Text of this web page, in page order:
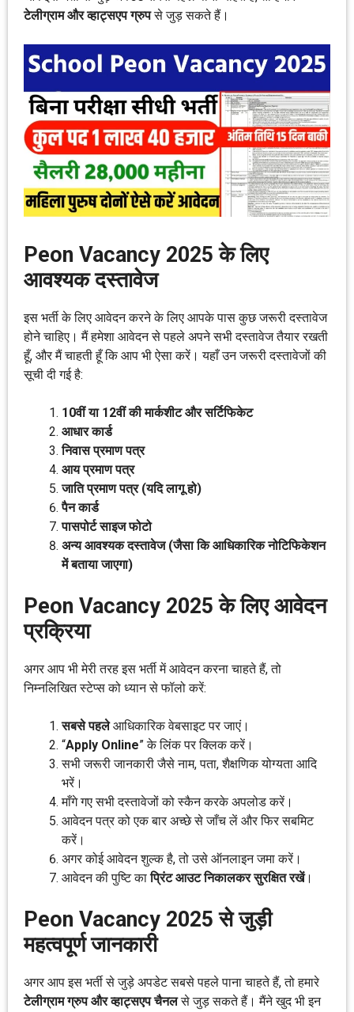
टेलीग्राम और व्हाट्सएप ग्रुपसे जुड़ सकते हैं।
Peon Vacancy 2025 के लिए
आवश्यक दस्तावेज
इस भर्ती के लिए आवेदन करने के लिए आपके पास कुछ जरूरी दस्तावेज
होने चाहिए। मैं हमेशा आवेदन से पहले अपने सभी दस्तावेज तैयार रखती
हूँ, और मैं चाहती हूँ कि आप भी ऐसा करें। यहाँ उन जरूरी दस्तावेजों की
सूची दी गई है:
10वीं या 12वीं की मार्कशीट और सर्टिफिकेट
आधार कार्ड
निवास प्रमाण पत्र
आय प्रमाण पत्र
जाति प्रमाण पत्र (यदि लागू हो)
पैन कार्ड
पासपोर्ट साइज फोटो
अन्य आवश्यक दस्तावेज (जैसा कि आधिकारिक नोटिफिकेशन
में बताया जाएगा)
Peon Vacancy 2025 के लिए आवेदन
प्रक्रिया
अगर आप भी मेरी तरह इस भर्ती में आवेदन करना चाहते हैं, तो
निम्नलिखित स्टेप्स को ध्यान से फॉलो करें:
सबसे पहलेआधिकारिक वेबसाइट पर जाएं।
“Apply Online” के लिंक पर क्लिक करें।
सभी जरूरी जानकारी जैसे नाम, पता, शैक्षणिक योग्यता आदि
भरें।
माँगे गए सभी दस्तावेजों को स्कैन करके अपलोड करें।
आवेदन पत्र को एक बार अच्छे से जाँच लें और फिर सबमिट
करें।
अगर कोई आवेदन शुल्क है, तो उसे ऑनलाइन जमा करें।
आवेदन की पुष्टि काप्रिंट आउट निकालकर सुरक्षित रखें।
Peon Vacancy 2025 से जुड़ी
महत्वपूर्ण जानकारी
अगर आप इस भर्ती से जुड़े अपडेट सबसे पहले पाना चाहते हैं, तो हमारे
टेलीग्राम ग्रुप और व्हाट्सएप चैनलसे जुड़ सकते हैं। मैंने खुद भी इन